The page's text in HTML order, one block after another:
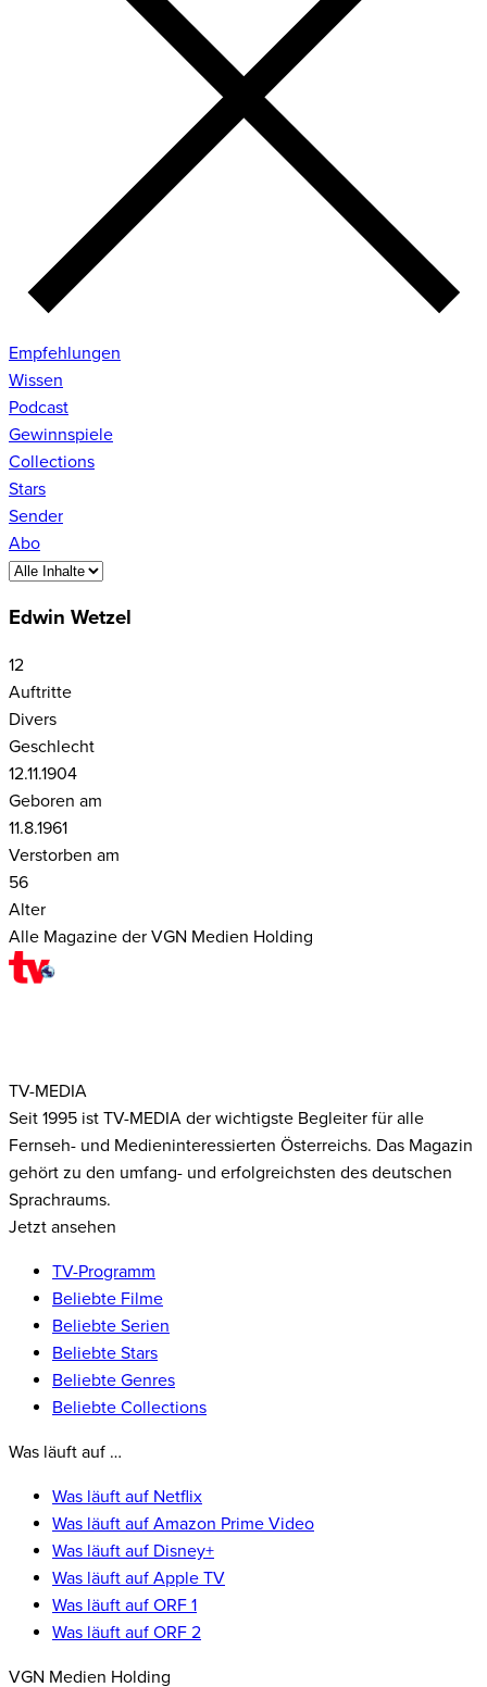
Empfehlungen
Wissen
Podcast
Gewinnspiele
Collections
Stars
Sender
Abo
Edwin Wetzel
12
Auftritte
Divers
Geschlecht
12.11.1904
Geboren am
11.8.1961
Verstorben am
56
Alter
Alle Magazine der VGN Medien Holding
TV-MEDIA
Seit 1995 ist TV-MEDIA der wichtigste Begleiter für alle
Fernseh- und Medieninteressierten Österreichs. Das Magazin
gehört zu den umfang- und erfolgreichsten des deutschen
Sprachraums.
Jetzt ansehen
TV-Programm
Beliebte Filme
Beliebte Serien
Beliebte Stars
Beliebte Genres
Beliebte Collections
Was läuft auf …
Was läuft auf Netflix
Was läuft auf Amazon Prime Video
Was läuft auf Disney+
Was läuft auf Apple TV
Was läuft auf ORF 1
Was läuft auf ORF 2
VGN Medien Holding